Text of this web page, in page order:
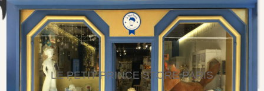
LE PETIT PRINCE STORE PARIS